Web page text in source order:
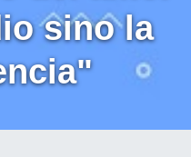
sino la